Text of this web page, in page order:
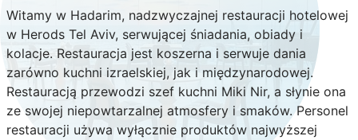
Witamy w Hadarim, nadzwyczajnej restauracji hotelowej
w Herods Tel Aviv, serwującej śniadania, obiady i
kolacje. Restauracja jest koszerna i serwuje dania
zarówno kuchni izraelskiej, jak i międzynarodowej.
Restauracją przewodzi szef kuchni Miki Nir, a słynie ona
ze swojej niepowtarzalnej atmosfery i smaków. Personel
restauracji używa wyłącznie produktów najwyższej